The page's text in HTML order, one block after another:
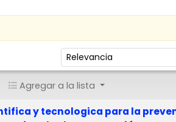
Ordenar por:
Agregar a la lista
y tecnologica para la